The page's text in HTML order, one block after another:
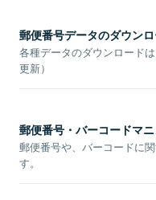
郵便番号データのダウン
各種データのダウンロード
更新）
郵便番号・バーコードマ
郵便番号や、バーコードに
す。